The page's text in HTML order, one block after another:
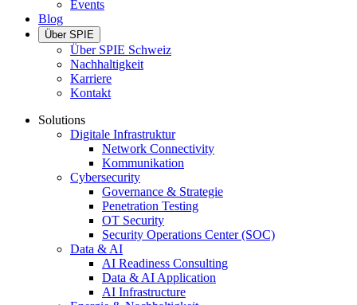
Events
Blog
Über SPIE
Über SPIE Schweiz
Nachhaltigkeit
Karriere
Kontakt
Solutions
Digitale Infrastruktur
Network Connectivity
Kommunikation
Cybersecurity
Governance & Strategie
Penetration Testing
OT Security
Security Operations Center (SOC)
Data & AI
AI Readiness Consulting
Data & AI Application
AI Infrastructure